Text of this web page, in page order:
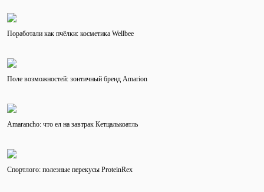
Поработали как пчёлки: косметика Wellbee
Поле возможностей: зонтичный бренд Amarion
Amarancho: что ел на завтрак Кетцалькоатль
Спортлого: полезные перекусы ProteinRex